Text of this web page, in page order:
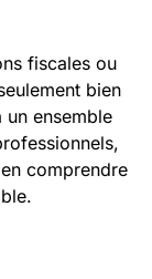
fiscales ou
bien
un ensemble
comprendre